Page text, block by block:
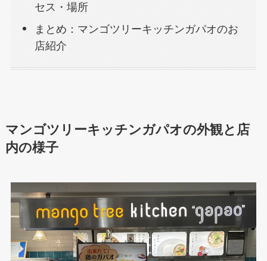
セス・場所
まとめ：マンゴツリーキッチンガパオのお
店紹介
マンゴツリーキッチンガパオの外観と店
内の様子